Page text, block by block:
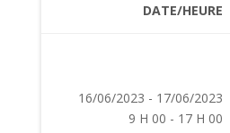
DATE/HEURE
16/06/2023 - 17/06/2023
9 H 00 - 17 H 00